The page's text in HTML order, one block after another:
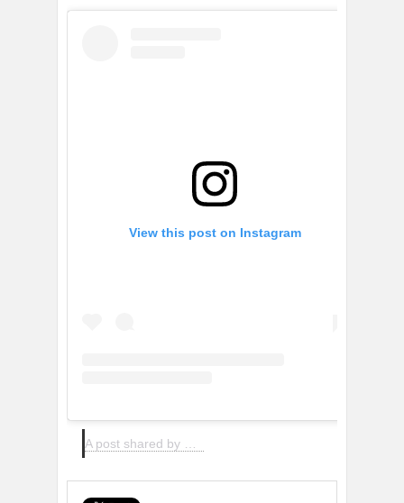
View this post on Instagram
A post shared by @thehautewed